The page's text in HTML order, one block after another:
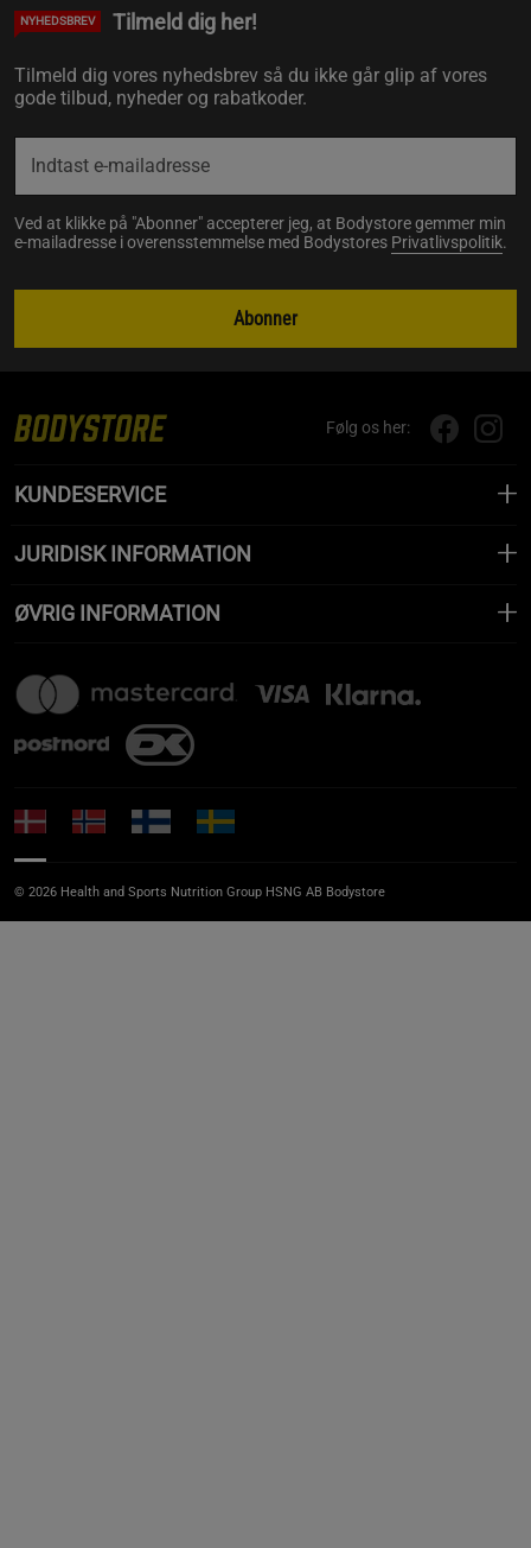
NYHEDSBREV Tilmeld dig her!
Tilmeld dig vores nyhedsbrev så du ikke går glip af vores
gode tilbud, nyheder og rabatkoder.
Ved at klikke på "Abonner" accepterer jeg, at Bodystore gemmer min
e-mailadresse i overensstemmelse med Bodystores Privatlivspolitik.
Abonner
Følg os her:
KUNDESERVICE
JURIDISK INFORMATION
ØVRIG INFORMATION
© 2026 Health and Sports Nutrition Group HSNG AB Bodystore